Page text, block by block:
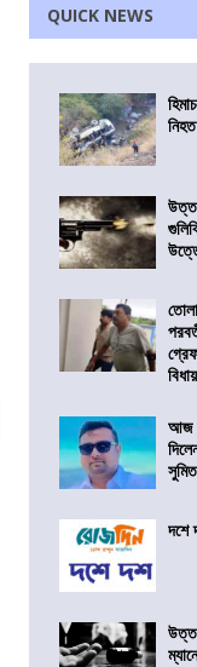
QUICK NEWS
আজ
দশে